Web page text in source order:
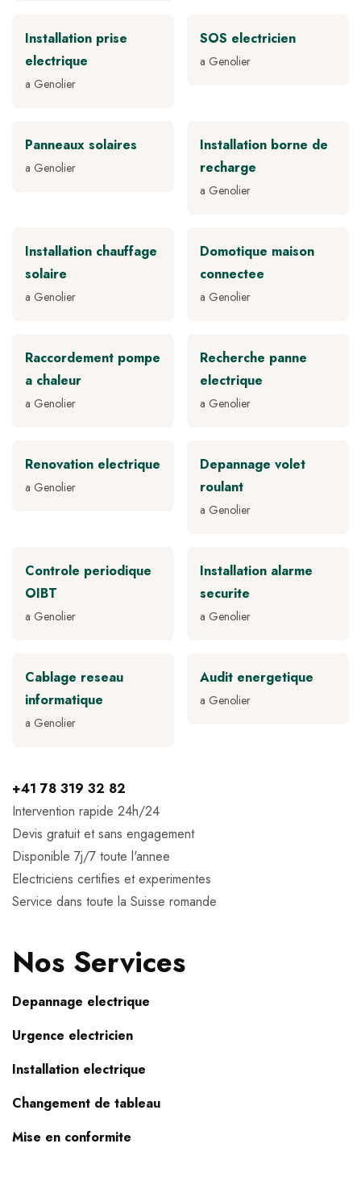
Installation prise
electrique
a Genolier
SOS electricien
a Genolier
Panneaux solaires
a Genolier
Installation borne de
recharge
a Genolier
Installation chauffage
solaire
a Genolier
Domotique maison
connectee
a Genolier
Raccordement pompe
a chaleur
a Genolier
Recherche panne
electrique
a Genolier
Renovation electrique
a Genolier
Depannage volet
roulant
a Genolier
Controle periodique
OIBT
a Genolier
Installation alarme
securite
a Genolier
Cablage reseau
informatique
a Genolier
Audit energetique
a Genolier
+41 78 319 32 82
Intervention rapide 24h/24
Devis gratuit et sans engagement
Disponible 7j/7 toute l'annee
Electriciens certifies et experimentes
Service dans toute la Suisse romande
Nos Services
Depannage electrique
Urgence electricien
Installation electrique
Changement de tableau
Mise en conformite